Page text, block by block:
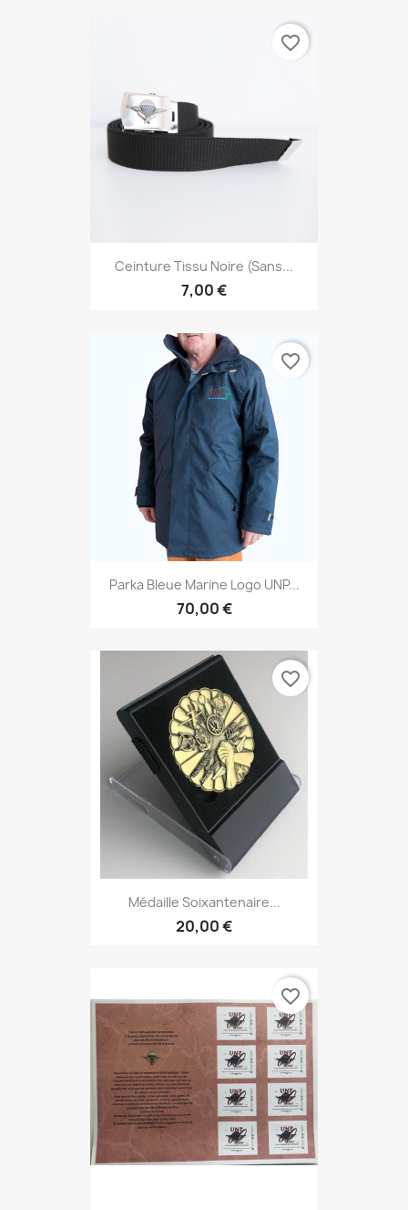
Ceinture Tissu Noire (sans...
7,00 €
favorite_border
Parka Bleue Marine Logo UNP...
70,00 €
favorite_border
Médaille Soixantenaire...
20,00 €
favorite_border
favorite_border